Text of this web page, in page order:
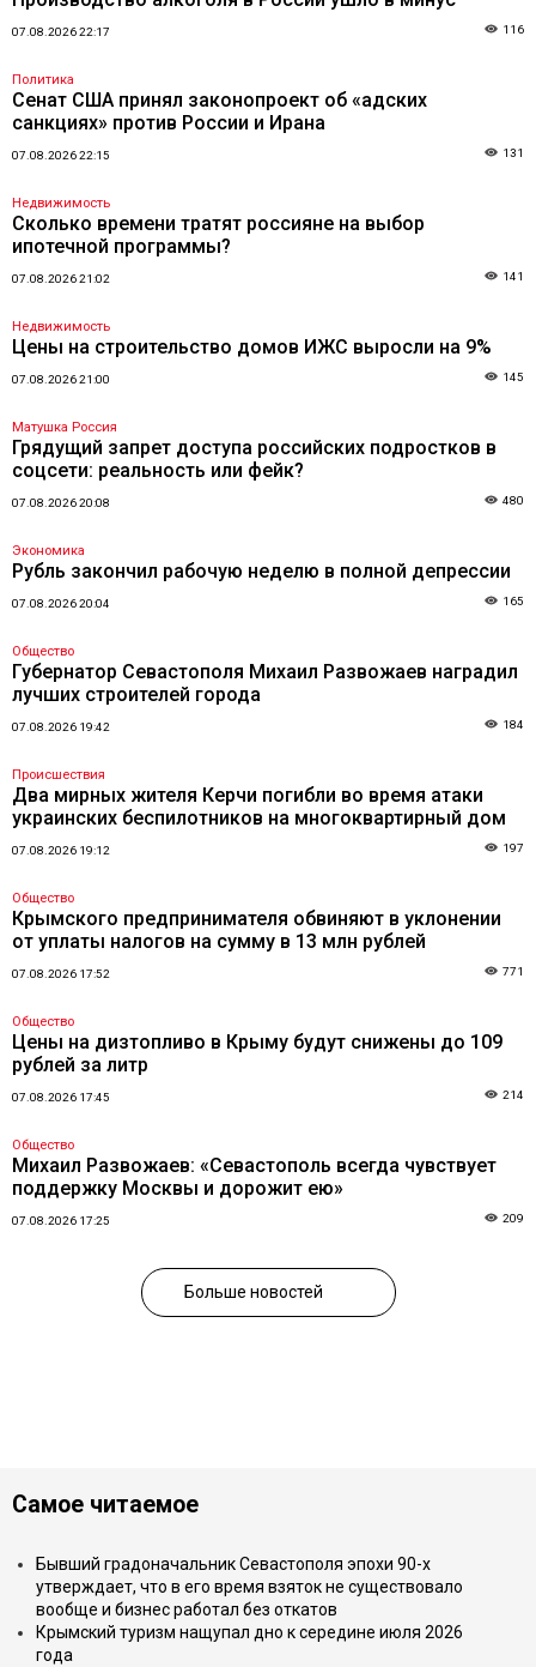
07.08.2026 22:17 116
Политика
Сенат США принял законопроект об «адских
санкциях» против России и Ирана
07.08.2026 22:15 131
Недвижимость
Сколько времени тратят россияне на выбор
ипотечной программы?
07.08.2026 21:02 141
Недвижимость
Цены на строительство домов ИЖС выросли на 9%
07.08.2026 21:00 145
Матушка Россия
Грядущий запрет доступа российских подростков в
соцсети: реальность или фейк?
07.08.2026 20:08 480
Экономика
Рубль закончил рабочую неделю в полной депрессии
07.08.2026 20:04 165
Общество
Губернатор Севастополя Михаил Развожаев наградил
лучших строителей города
07.08.2026 19:42 184
Происшествия
Два мирных жителя Керчи погибли во время атаки
украинских беспилотников на многоквартирный дом
07.08.2026 19:12 197
Общество
Крымского предпринимателя обвиняют в уклонении
от уплаты налогов на сумму в 13 млн рублей
07.08.2026 17:52 771
Общество
Цены на дизтопливо в Крыму будут снижены до 109
рублей за литр
07.08.2026 17:45 214
Общество
Михаил Развожаев: «Севастополь всегда чувствует
поддержку Москвы и дорожит ею»
07.08.2026 17:25 209
Больше новостей
Самое читаемое
Бывший градоначальник Севастополя эпохи 90-х
утверждает, что в его время взяток не существовало
вообще и бизнес работал без откатов
Крымский туризм нащупал дно к середине июля 2026
года